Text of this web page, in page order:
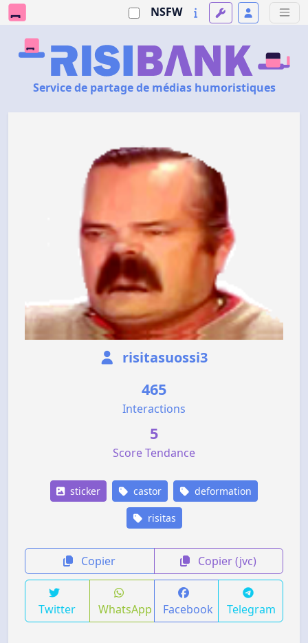
NSFW
Service de partage de médias humoristiques
risitasuossi3
465
Interactions
5
Score Tendance
sticker castor deformation
risitas
Copier Copier (jvc)
Twitter WhatsApp Facebook Telegram